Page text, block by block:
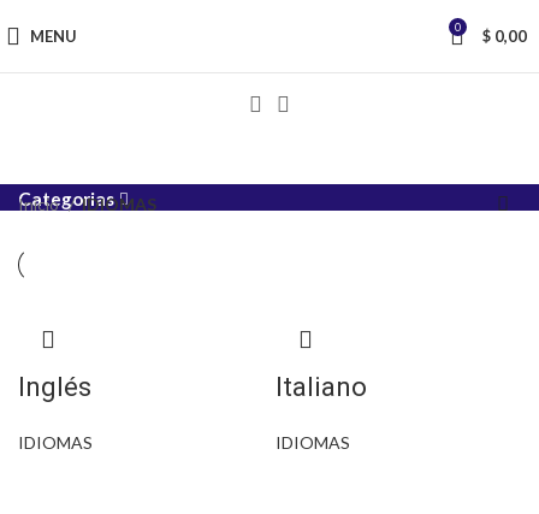
MENU 0 $ 0,00
Categorias
Inicio IDIOMAS
Inglés
IDIOMAS
Italiano
IDIOMAS